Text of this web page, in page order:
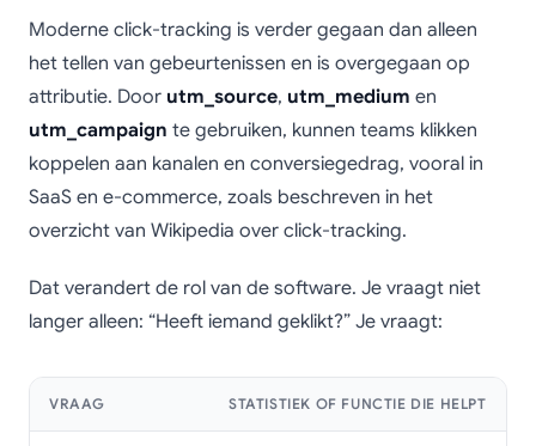
Moderne click-tracking is verder gegaan dan alleen
het tellen van gebeurtenissen en is overgegaan op
attributie. Door utm_source, utm_medium en
utm_campaign te gebruiken, kunnen teams klikken
koppelen aan kanalen en conversiegedrag, vooral in
SaaS en e-commerce, zoals beschreven in het
overzicht van Wikipedia over click-tracking.
Dat verandert de rol van de software. Je vraagt niet
langer alleen: “Heeft iemand geklikt?” Je vraagt:
VRAAG STATISTIEK OF FUNCTIE DIE HELPT